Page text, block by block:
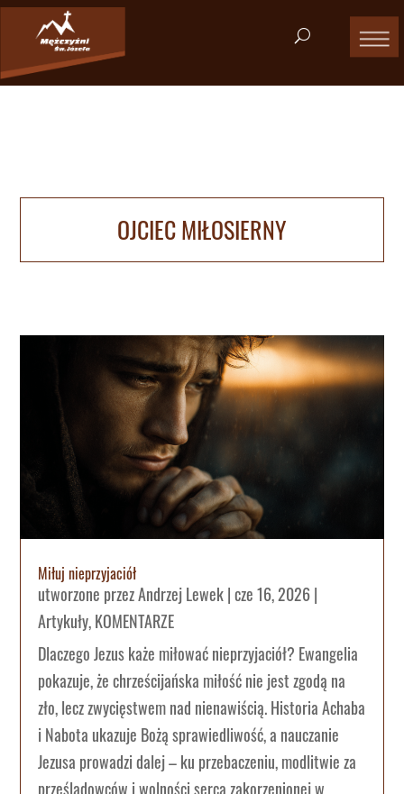
OJCIEC MIŁOSIERNY
Miłuj nieprzyjaciół
utworzone przezAndrzej Lewek|cze 16, 2026|
Artykuły,KOMENTARZE
Dlaczego Jezus każe miłować nieprzyjaciół? Ewangelia
pokazuje, że chrześcijańska miłość nie jest zgodą na
zło, lecz zwycięstwem nad nienawiścią. Historia Achaba
i Nabota ukazuje Bożą sprawiedliwość, a nauczanie
Jezusa prowadzi dalej – ku przebaczeniu, modlitwie za
prześladowców i wolności serca zakorzenionej w